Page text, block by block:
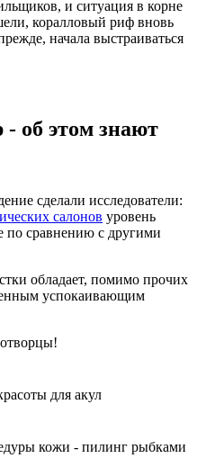
и ситуация в корне
коралловый риф вновь
начала выстраиваться
- об этом знают
сделали исследователи:
салонов уровень
по сравнению с другими
обладает, помимо прочих
успокаивающим